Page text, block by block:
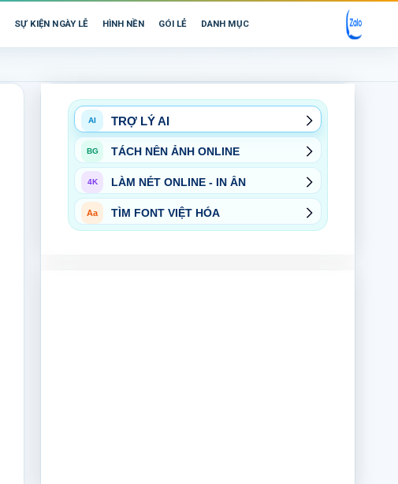
SỰ KIỆN NGÀY LỄ HÌNH NỀN GÓI LẺ DANH MỤC
AI TRỢ LÝ AI
BG TÁCH NỀN ẢNH ONLINE
4K LÀM NÉT ONLINE - IN ẤN
Aa TÌM FONT VIỆT HÓA